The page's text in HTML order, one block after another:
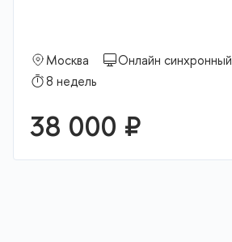
Москва
Онлайн синхронный
8 недель
38 000 ₽